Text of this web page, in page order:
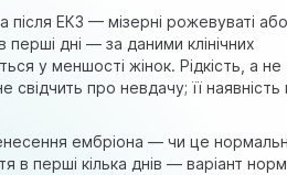
після ЕКЗ — мізерні рожевуваті
перші дні — за даними клінічних
у меншості жінок. Рідкість, а не
свідчить про невдачу; її наявність
ембріона — чи це
в перші кілька днів — варіант